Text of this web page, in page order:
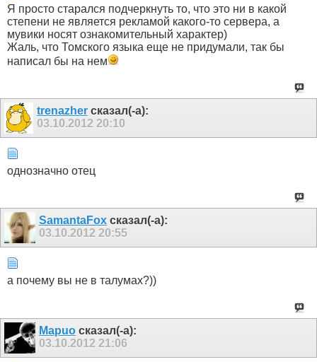
Я просто старался подчеркнуть то, что это ни в какой
степени не является рекламой какого-то сервера, а
мувики носят ознакомительный характер)
Жаль, что Томского языка еще не придумали, так бы
написал бы на нем
trenazherсказал(-а):
03.10.2012 20:10
однозначно отец
SamantaFox сказал(-а):
03.10.2012 20:55
а почему вы не в талумах?))
Mapuo сказал(-а):
03.10.2012 21:06